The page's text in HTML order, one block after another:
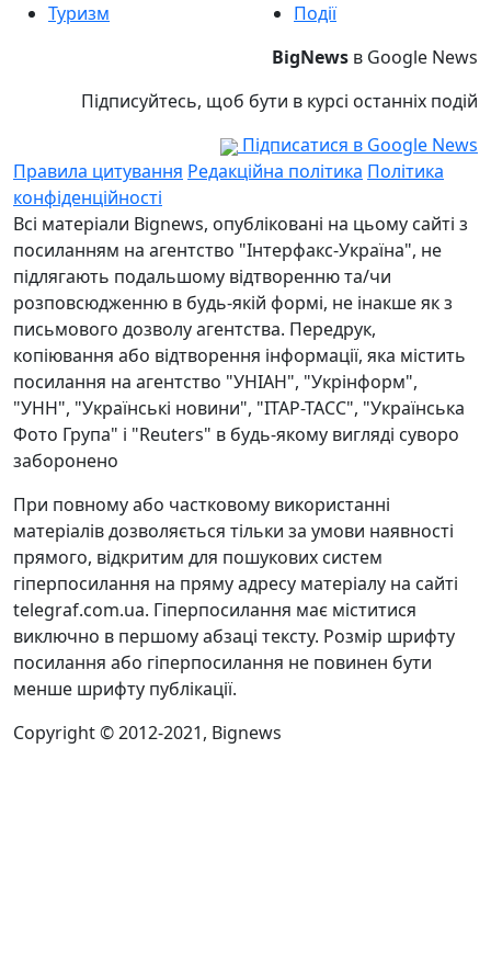
Туризм
Події
BigNews в Google News
Підписуйтесь, щоб бути в курсі останніх подій
Підписатися в Google News
Правила цитування Редакційна політика Політика
конфіденційності
Всі матеріали Bignews, опубліковані на цьому сайті з
посиланням на агентство "Інтерфакс-Україна", не
підлягають подальшому відтворенню та/чи
розповсюдженню в будь-якій формі, не інакше як з
письмового дозволу агентства. Передрук,
копіювання або відтворення інформації, яка містить
посилання на агентство "УНІАН", "Укрінформ",
"УНН", "Українські новини", "ІТАР-ТАСС", "Українська
Фото Група" і "Reuters" в будь-якому вигляді суворо
заборонено
При повному або частковому використанні
матеріалів дозволяється тільки за умови наявності
прямого, відкритим для пошукових систем
гіперпосилання на пряму адресу матеріалу на сайті
telegraf.com.ua. Гіперпосилання має міститися
виключно в першому абзаці тексту. Розмір шрифту
посилання або гіперпосилання не повинен бути
менше шрифту публікації.
Copyright © 2012-2021, Bignews